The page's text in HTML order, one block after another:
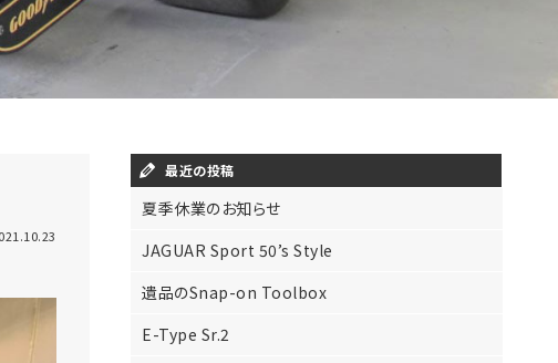
最近の投稿
夏季休業のお知らせ
JAGUAR Sport 50’s Style
遺品のSnap-on Toolbox
E-Type Sr.2